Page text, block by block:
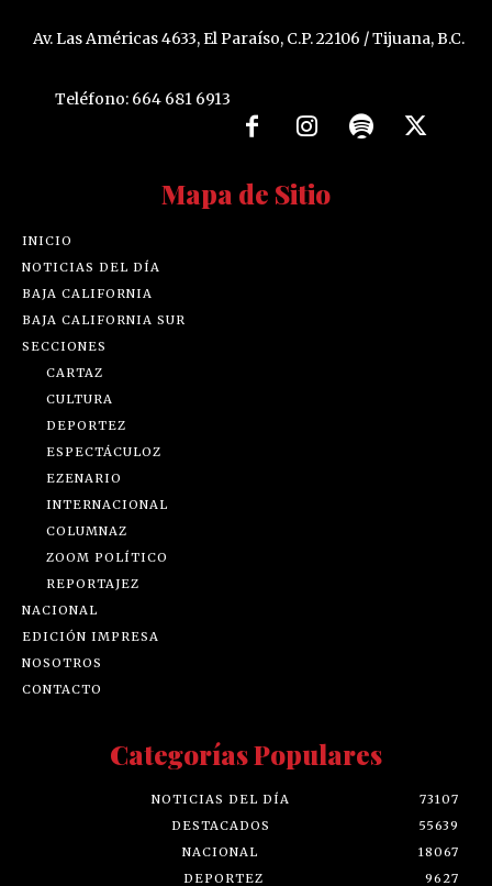
Av. Las Américas 4633, El Paraíso, C.P. 22106 / Tijuana, B.C.
Teléfono: 664 681 6913
Mapa de Sitio
INICIO
NOTICIAS DEL DÍA
BAJA CALIFORNIA
BAJA CALIFORNIA SUR
SECCIONES
CARTAZ
CULTURA
DEPORTEZ
ESPECTÁCULOZ
EZENARIO
INTERNACIONAL
COLUMNAZ
ZOOM POLÍTICO
REPORTAJEZ
NACIONAL
EDICIÓN IMPRESA
NOSOTROS
CONTACTO
Categorías Populares
NOTICIAS DEL DÍA
73107
DESTACADOS
55639
NACIONAL
18067
DEPORTEZ
9627